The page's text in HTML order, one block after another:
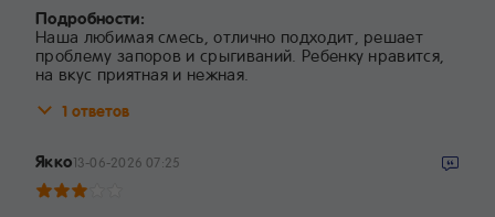
Подробности:
Наша любимая смесь, отлично подходит, решает
проблему запоров и срыгиваний. Ребенку нравится,
на вкус приятная и нежная.
1 ответов
Якко13-06-2026 07:25